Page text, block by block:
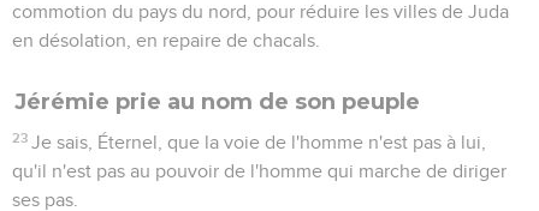
commotion du pays du nord, pour réduire les villes de Juda
en désolation, en repaire de chacals.
Jérémie prie au nom de son peuple
23 Je sais, Éternel, que la voie de l'homme n'est pas à lui,
qu'il n'est pas au pouvoir de l'homme qui marche de diriger
ses pas.